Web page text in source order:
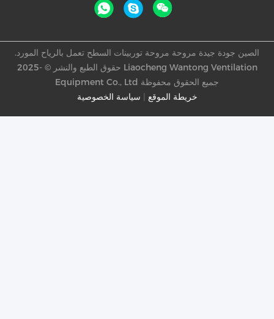
سياسة الخصوصية خريطة الموقع
الصين جودة جيدة مروحة مروحة توربينات السطح تعمل بالرياح المورد.
حقوق الطبع والنشر © -2025 Liaocheng Wantong Ventilation
Equipment Co., Ltd جميع الحقوق محفوظة